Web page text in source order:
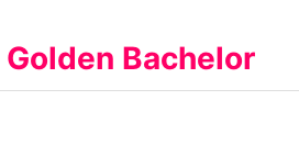
Bachelor